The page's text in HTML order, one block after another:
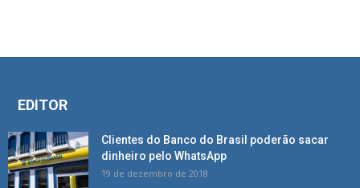
EDITOR
Clientes do Banco do Brasil poderão sacar
dinheiro pelo WhatsApp
19 de dezembro de 2018